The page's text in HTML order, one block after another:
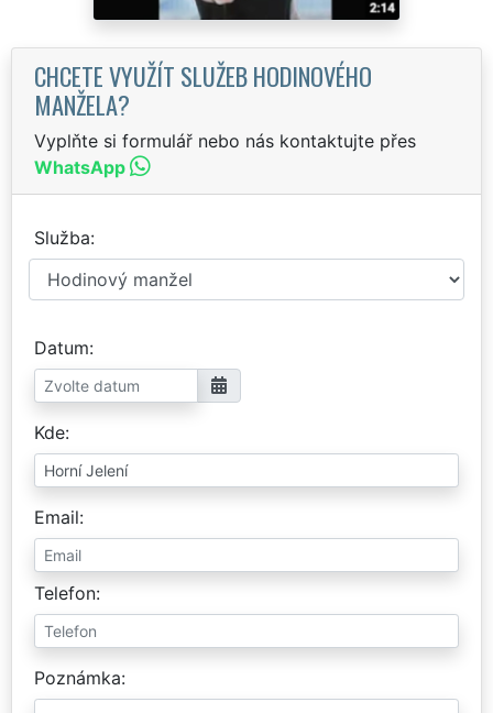
CHCETE VYUŽÍT SLUŽEB HODINOVÉHO
MANŽELA?
Vyplňte si formulář nebo nás kontaktujte přes
WhatsApp
Služba
Datum
Kde
Email
Telefon
Poznámka